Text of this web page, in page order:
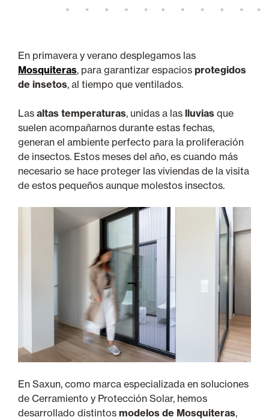
En primavera y verano desplegamos las
Mosquiteras, para garantizar espacios protegidos
de insetos, al tiempo que ventilados.
Las altas temperaturas, unidas a las lluvias que
suelen acompañarnos durante estas fechas,
generan el ambiente perfecto para la proliferación
de insectos. Estos meses del año, es cuando más
necesario se hace proteger las viviendas de la visita
de estos pequeños aunque molestos insectos.
En Saxun, como marca especializada en soluciones
de Cerramiento y Protección Solar, hemos
desarrollado distintos modelos de Mosquiteras,